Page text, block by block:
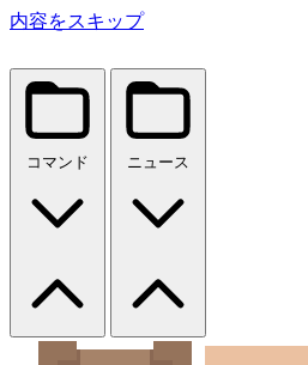
内容をスキップ
コマンド ニュース